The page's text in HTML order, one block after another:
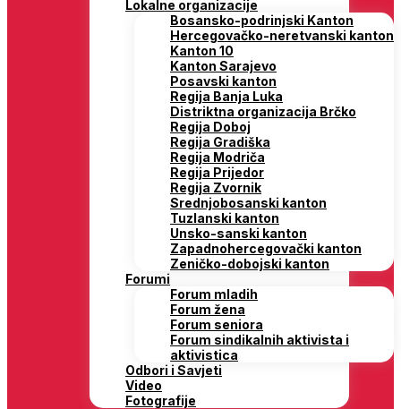
Lokalne organizacije
Bosansko-podrinjski Kanton
Hercegovačko-neretvanski kanton
Kanton 10
Kanton Sarajevo
Posavski kanton
Regija Banja Luka
Distriktna organizacija Brčko
Regija Doboj
Regija Gradiška
Regija Modriča
Regija Prijedor
Regija Zvornik
Srednjobosanski kanton
Tuzlanski kanton
Unsko-sanski kanton
Zapadnohercegovački kanton
Zeničko-dobojski kanton
Forumi
Forum mladih
Forum žena
Forum seniora
Forum sindikalnih aktivista i
aktivistica
Odbori i Savjeti
Video
Fotografije